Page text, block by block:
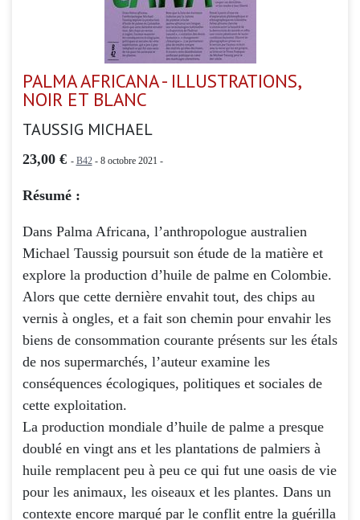
PALMA AFRICANA - ILLUSTRATIONS,
NOIR ET BLANC
TAUSSIG MICHAEL
23,00 € - B42- 8 octobre 2021 -
Résumé :
Dans Palma Africana, l’anthropologue australien
Michael Taussig poursuit son étude de la matière et
explore la production d’huile de palme en Colombie.
Alors que cette dernière envahit tout, des chips au
vernis à ongles, et a fait son chemin pour envahir les
biens de consommation courante présents sur les étals
de nos supermarchés, l’auteur examine les
conséquences écologiques, politiques et sociales de
cette exploitation.
La production mondiale d’huile de palme a presque
doublé en vingt ans et les plantations de palmiers à
huile remplacent peu à peu ce qui fut une oasis de vie
pour les animaux, les oiseaux et les plantes. Dans un
contexte encore marqué par le conflit entre la guérilla